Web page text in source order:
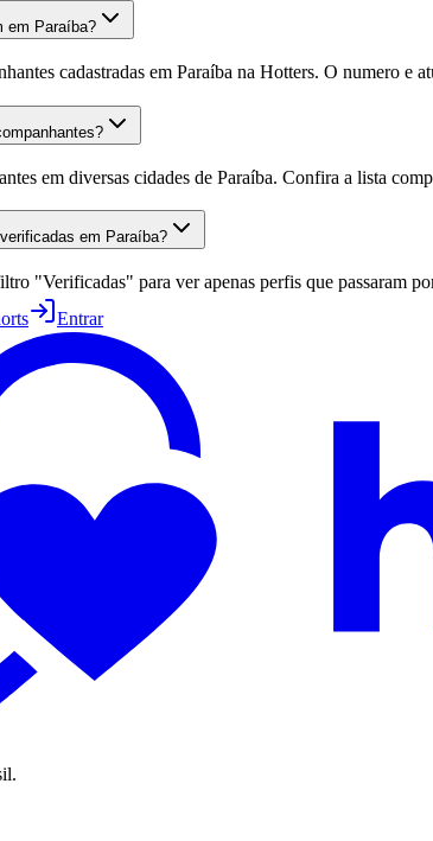
em Paraíba?
cadastradas em Paraíba na Hotters. O numero e
em diversas cidades de Paraíba. Confira a lista
em Paraíba?
"Verificadas" para ver apenas perfis que passaram
Entrar